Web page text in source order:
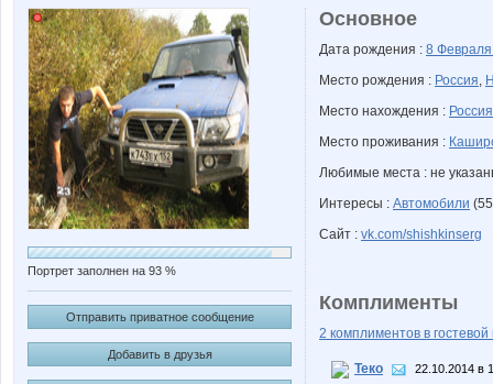
Портрет заполнен на 93 %
Отправить приватное сообщение
Добавить в друзья
Основное
Дата рождения : 8
Место рождения : Россия,
Место нахождения : Россия
Место проживания :
Любимые места : не
Интересы : Автомобили
Сайт : vk.com/shishkinserg
Комплименты
2 комплиментов в гостевой
Теко 22.10.2014 в